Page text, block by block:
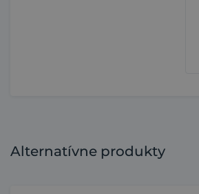
Alternatívne produkty